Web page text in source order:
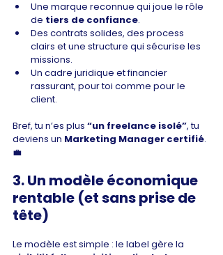
Une marque reconnue qui joue le rôle
de tiers de confiance.
Des contrats solides, des process
clairs et une structure qui sécurise les
missions.
Un cadre juridique et financier
rassurant, pour toi comme pour le
client.
Bref, tu n’es plus “un freelance isolé”, tu
deviens un Marketing Manager certifié.
💼
3. Un modèle économique
rentable (et sans prise de
tête)
Le modèle est simple : le label gère la